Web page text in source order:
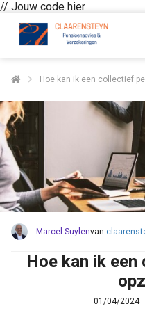
// Jouw code hier
Hoe kan ik een collectief
Marcel Suylenvan
Hoe kan ik
01/04/2024
zijn
te
gebruikt